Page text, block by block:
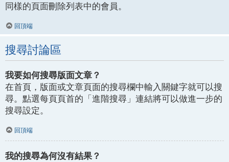
同樣的頁面刪除列表中的會員。
回頂端
搜尋討論區
我要如何搜尋版面文章？
在首頁，版面或文章頁面的搜尋欄中輸入關鍵字就可以搜
尋。點選每頁頁首的「進階搜尋」連結將可以做進一步的
搜尋設定。
回頂端
我的搜尋為何沒有結果？